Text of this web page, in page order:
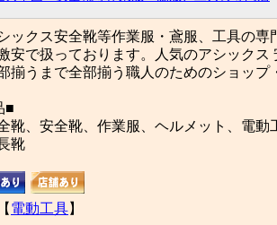
クス安全靴等作業服・鳶服、工具の専
安で扱っております。人気のアシック
揃うまで全部揃う職人のためのショップ
■
靴、安全靴、作業服、ヘルメット、電
靴
電動工具】